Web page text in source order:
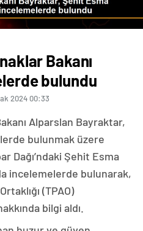
Bakanı
bulundu
2024 00:33
Alparslan Bayraktar,
bulunmak üzere
Dağı’ndaki Şehit Esma
incelemelerde bulunarak,
(TPAO)
bilgi aldı.